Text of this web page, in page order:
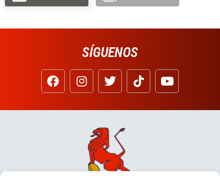
SÍGUENOS